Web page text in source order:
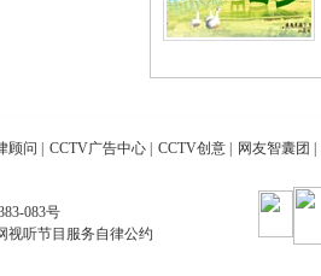
顾问 CCTV广告中心 CCTV创意 网友智囊团
083号
视听节目服务自律公约